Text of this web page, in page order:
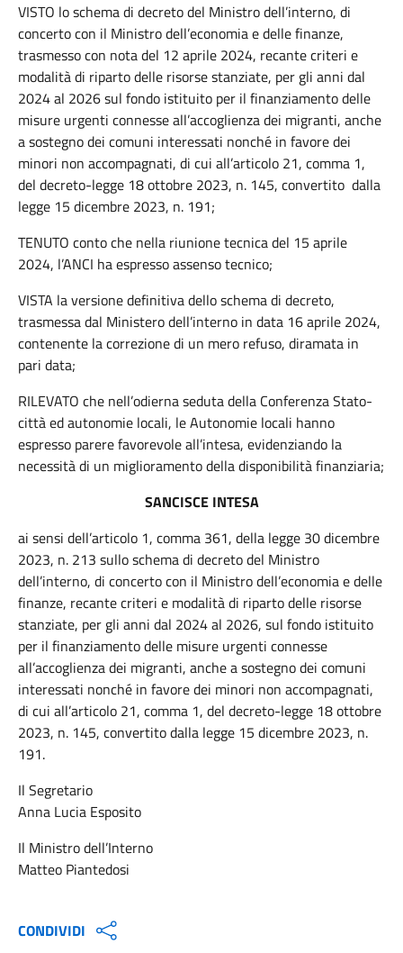
VISTO lo schema di decreto del Ministro dell’interno, di
concerto con il Ministro dell’economia e delle finanze,
trasmesso con nota del 12 aprile 2024, recante criteri e
modalità di riparto delle risorse stanziate, per gli anni dal
2024 al 2026 sul fondo istituito per il finanziamento delle
misure urgenti connesse all’accoglienza dei migranti, anche
a sostegno dei comuni interessati nonché in favore dei
minori non accompagnati, di cui all’articolo 21, comma 1,
del decreto-legge 18 ottobre 2023, n. 145, convertito dalla
legge 15 dicembre 2023, n. 191;
TENUTO conto che nella riunione tecnica del 15 aprile
2024, l’ANCI ha espresso assenso tecnico;
VISTA la versione definitiva dello schema di decreto,
trasmessa dal Ministero dell’interno in data 16 aprile 2024,
contenente la correzione di un mero refuso, diramata in
pari data;
RILEVATO che nell’odierna seduta della Conferenza Stato-
città ed autonomie locali, le Autonomie locali hanno
espresso parere favorevole all’intesa, evidenziando la
necessità di un miglioramento della disponibilità finanziaria;
SANCISCE INTESA
ai sensi dell’articolo 1, comma 361, della legge 30 dicembre
2023, n. 213 sullo schema di decreto del Ministro
dell’interno, di concerto con il Ministro dell’economia e delle
finanze, recante criteri e modalità di riparto delle risorse
stanziate, per gli anni dal 2024 al 2026, sul fondo istituito
per il finanziamento delle misure urgenti connesse
all’accoglienza dei migranti, anche a sostegno dei comuni
interessati nonché in favore dei minori non accompagnati,
di cui all’articolo 21, comma 1, del decreto-legge 18 ottobre
2023, n. 145, convertito dalla legge 15 dicembre 2023, n.
191.
Il Segretario
Anna Lucia Esposito
Il Ministro dell’Interno
Matteo Piantedosi
CONDIVIDI